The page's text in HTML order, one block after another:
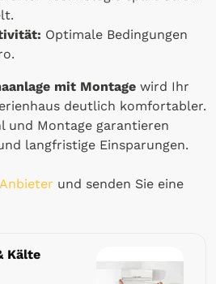
Optimale Bedingungen
mit Montage wird Ihr
deutlich komfortabler.
und Montage garantieren
langfristige Einsparungen.
und senden Sie eine
Kälte